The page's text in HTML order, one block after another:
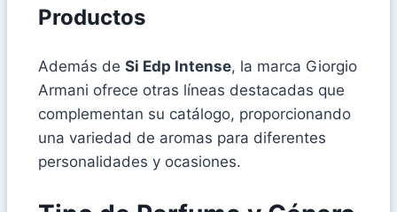
Productos
Además de Si Edp Intense, la marca Giorgio
Armani ofrece otras líneas destacadas que
complementan su catálogo, proporcionando
una variedad de aromas para diferentes
personalidades y ocasiones.